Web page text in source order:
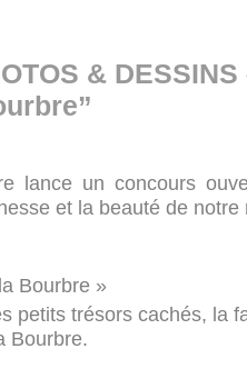
&
lance un concours
et la beauté de notre
Bourbre »
petits trésors cachés, la
Bourbre.